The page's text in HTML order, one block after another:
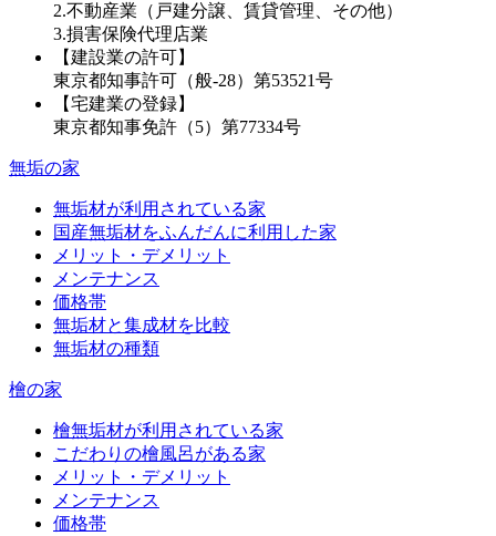
2.不動産業（戸建分譲、賃貸管理、その他）
3.損害保険代理店業
【建設業の許可】
東京都知事許可（般-28）第53521号
【宅建業の登録】
東京都知事免許（5）第77334号
無垢の家
無垢材が利用されている家
国産無垢材をふんだんに利用した家
メリット・デメリット
メンテナンス
価格帯
無垢材と集成材を比較
無垢材の種類
檜の家
檜無垢材が利用されている家
こだわりの檜風呂がある家
メリット・デメリット
メンテナンス
価格帯